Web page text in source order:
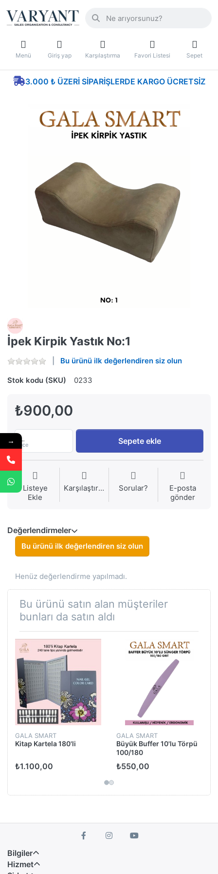
Menü Giriş yap Karşılaştırma Favori Listesi Sepet
3.000 ₺ ÜZERI SIPARIŞLERDE KARGO ÜCRETSIZ
İpek Kirpik Yastık No:1
Bu ürünü ilk değerlendiren siz olun
Stok kodu (SKU) 0233
₺900,00
Piece Sepete ekle
Listeye
Ekle
Karşılaştırma Sorular?
E-posta
gönder
Değerlendirmeler
Bu ürünü ilk değerlendiren siz olun
Henüz değerlendirme yapılmadı.
Bu ürünü satın alan müşteriler
bunları da satın aldı
GALA SMART
Kitap Kartela 180'li
₺1.100,00
GALA SMART
Büyük Buffer 10'lu Törpü
100/180
₺550,00
Bilgiler
Hizmet
→